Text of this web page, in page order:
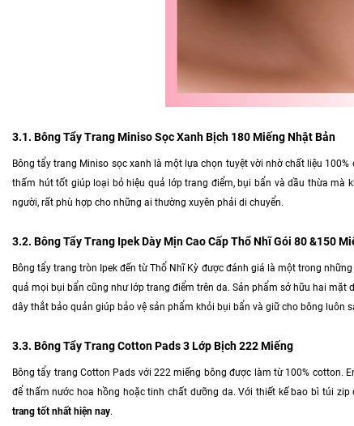
3.1. Bông Tẩy Trang Miniso Sọc Xanh Bịch 180 Miếng Nhật Bản
Bông tẩy trang Miniso sọc xanh là một lựa chọn tuyệt vời nhờ chất liệu
thấm hút tốt giúp loại bỏ hiệu quả lớp trang điểm, bụi bẩn và dầu thừa mà
người, rất phù hợp cho những ai thường xuyên phải di chuyển.
3.2. Bông Tẩy Trang Ipek Dày Mịn Cao Cấp Thổ Nhĩ Gói 80 &150
Bông tẩy trang tròn Ipek đến từ Thổ Nhĩ Kỳ được đánh giá là một trong những
quả mọi bụi bẩn cũng như lớp trang điểm trên da. Sản phẩm sở hữu hai
dây thắt bảo quản giúp bảo vệ sản phẩm khỏi bụi bẩn và giữ cho bông luôn
3.3. Bông Tẩy Trang Cotton Pads 3 Lớp Bịch 222 Miếng
Bông tẩy trang Cotton Pads với 222 miếng bông được làm từ 100% cotton.
để thấm nước hoa hồng hoặc tinh chất dưỡng da. Với thiết kế bao bì túi
trang tốt nhất hiện nay.